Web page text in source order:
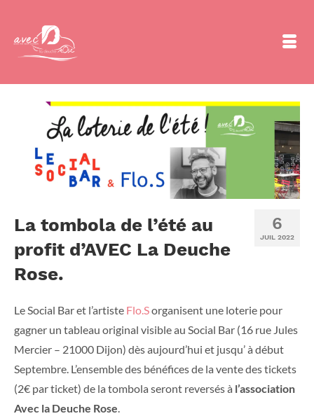
6
JUIL 2022
La tombola de l’été au
profit d’AVEC La Deuche
Rose.
Le Social Bar et l’artiste Flo.Sorganisent une loterie pour
gagner un tableau original visible au Social Bar (16 rue Jules
Mercier – 21000 Dijon) dès aujourd’hui et jusqu’ à début
Septembre. L’ensemble des bénéfices de la vente des tickets
(2€ par ticket) de la tombola seront reversés à l’association
Avec la Deuche Rose.